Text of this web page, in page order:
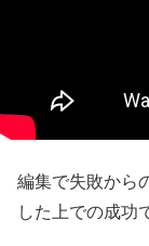
編集で失敗から
した上での成功